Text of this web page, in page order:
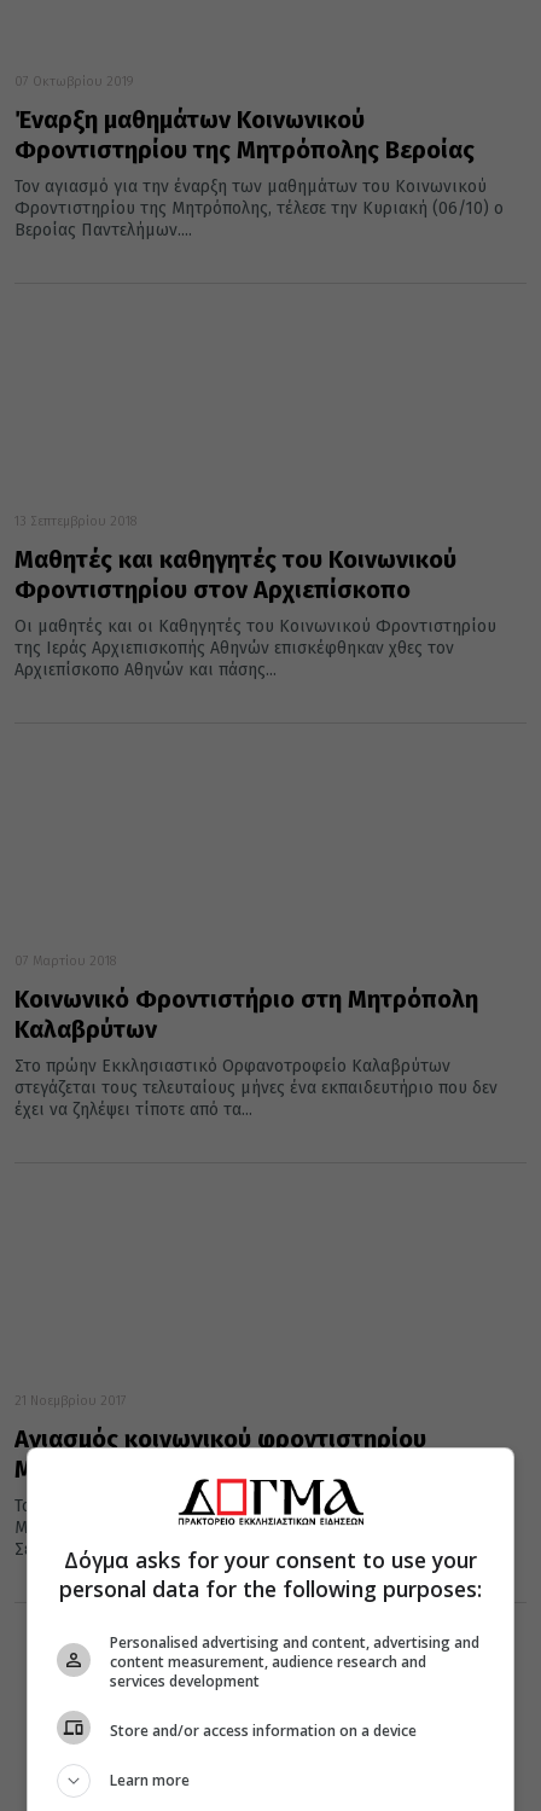
07 Οκτωβρίου 2019
Έναρξη μαθημάτων Κοινωνικού
Φροντιστηρίου της Μητρόπολης Βεροίας
Τον αγιασμό για την έναρξη των μαθημάτων του Κοινωνικού
Φροντιστηρίου της Μητρόπολης, τέλεσε την Κυριακή (06/10) ο
Βεροίας Παντελήμων....
13 Σεπτεμβρίου 2018
Μαθητές και καθηγητές του Κοινωνικού
Φροντιστηρίου στον Αρχιεπίσκοπο
Οι μαθητές και οι Καθηγητές του Κοινωνικού Φροντιστηρίου
της Ιεράς Αρχιεπισκοπής Αθηνών επισκέφθηκαν χθες τον
Αρχιεπίσκοπο Αθηνών και πάσης...
07 Μαρτίου 2018
Κοινωνικό Φροντιστήριο στη Μητρόπολη
Καλαβρύτων
Στο πρώην Εκκλησιαστικό Ορφανοτροφείο Καλαβρύτων
στεγάζεται τους τελευταίους μήνες ένα εκπαιδευτήριο που δεν
έχει να ζηλέψει τίποτε από τα...
21 Νοεμβρίου 2017
Αγιασμός κοινωνικού φροντιστηρίου
Μητρόπολης Βεροίας
Τον αγιασμό του Κοινωνικού Φροντιστηρίου της Ιεράς
Μητροπόλεως Βεροίας, Ναούσης και Καμπανίας τέλεσε ο
Σεβασμιώτατος Μητροπολίτης κ. Παντελεήμων.
Δόγμα asks for your consent to use your
personal data for the following purposes:
Personalised advertising and content, advertising and
content measurement, audience research and
services development
Store and/or access information on a device
Learn more